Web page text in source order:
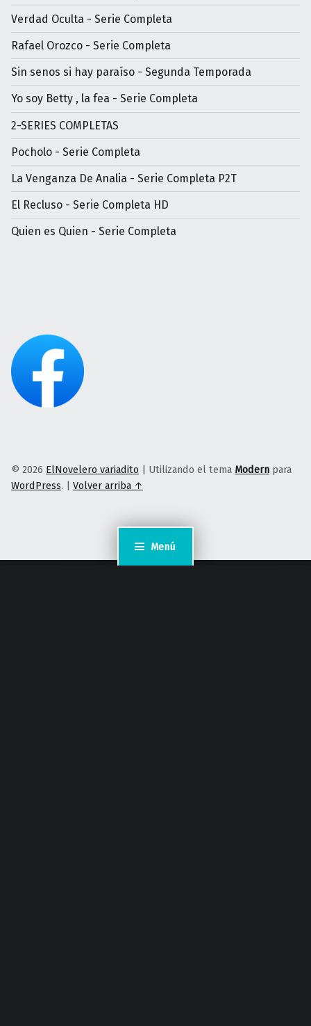
Menú
Verdad Oculta - Serie Completa
Rafael Orozco - Serie Completa
Sin senos si hay paraíso - Segunda Temporada
Yo soy Betty , la fea - Serie Completa
2-SERIES COMPLETAS
Pocholo - Serie Completa
La Venganza De Analia - Serie Completa P2T
El Recluso - Serie Completa HD
Quien es Quien - Serie Completa
© 2026 ElNovelero variadito | Utilizando el tema Modern para
WordPress. | Volver arriba ↑